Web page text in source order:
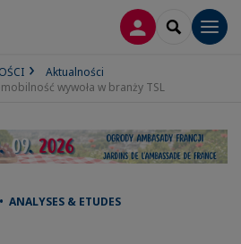
LOGOWANIE
SEARCH
Aktualności
wywoła w branży TSL
ANALYSES & ETUDES